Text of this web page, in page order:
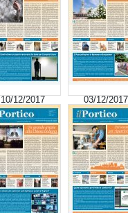
10/12/2017 03/12/2017